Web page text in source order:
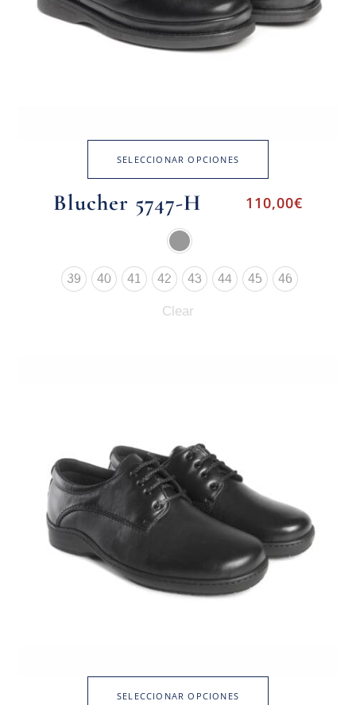
SELECCIONAR OPCIONES
Blucher 5747-H 110,00€
39 40 41 42 43 44 45 46
Clear
SELECCIONAR OPCIONES